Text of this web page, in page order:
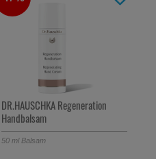
DR.HAUSCHKA Regeneration
Handbalsam
50ml Balsam